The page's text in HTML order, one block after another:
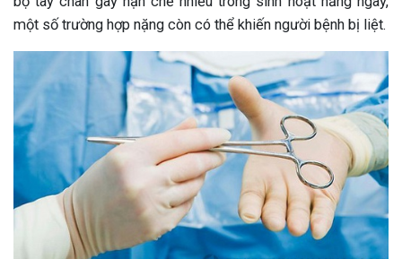
một số trường hợp nặng còn có thể khiến người bệnh bị liệt.